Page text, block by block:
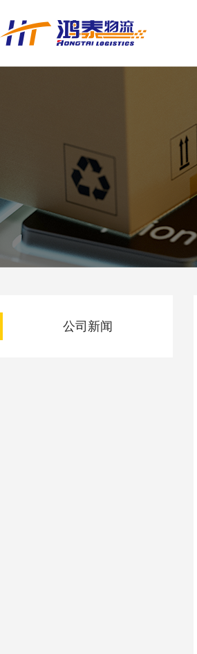
公司新闻